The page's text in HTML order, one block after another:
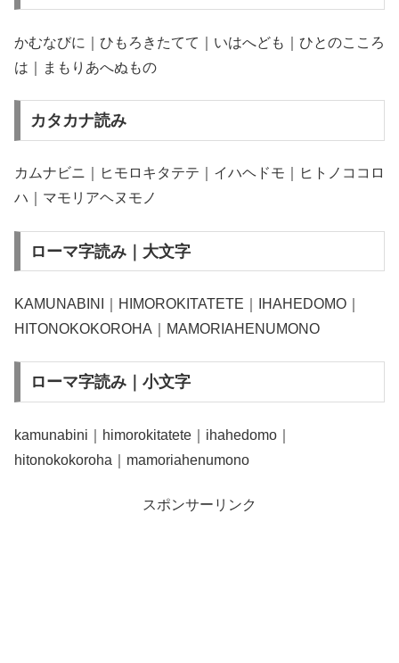
かむなびに｜ひもろきたてて｜いはへども｜ひとのこころ
は｜まもりあへぬもの
カタカナ読み
カムナビニ｜ヒモロキタテテ｜イハヘドモ｜ヒトノココロ
ハ｜マモリアヘヌモノ
ローマ字読み｜大文字
KAMUNABINI｜HIMOROKITATETE｜IHAHEDOMO｜
HITONOKOKOROHA｜MAMORIAHENUMONO
ローマ字読み｜小文字
kamunabini｜himorokitatete｜ihahedomo｜
hitonokokoroha｜mamoriahenumono
スポンサーリンク